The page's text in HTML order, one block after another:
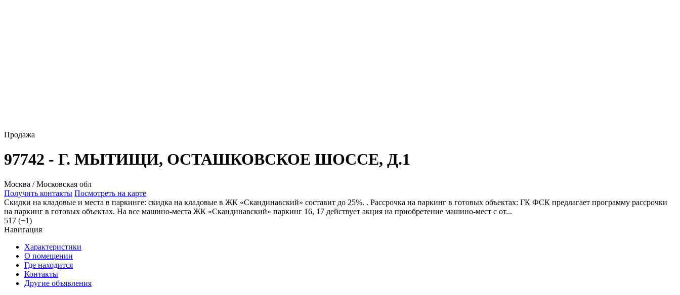
Продажа
97742 - Г. МЫТИЩИ, ОСТАШКОВСКОЕ ШОССЕ, Д.1
Москва / Московская обл
Получить контакты Посмотреть на карте
Скидки на кладовые и места в паркинге: скидка на кладовые в ЖК «Скандинавский» составит до 25%. . Рассрочка на паркинг в готовых объектах: ГК ФСК предлагает программу рассрочки
на паркинг в готовых объектах. На все машино-места ЖК «Скандинавский» паркинг 16, 17 действует акция на приобретение машино-мест с от...
517 (+1)
Навигация
Характеристики
О помещении
Где находится
Контакты
Другие объявления